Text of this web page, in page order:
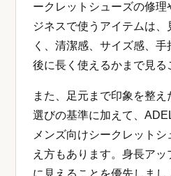
ークレットシューズの修
ジネスで使うアイテムは
く、清潔感、サイズ感、
後に長く使えるかまで見る
また、足元まで印象を整
選びの基準に加えて、
メンズ向けシークレット
え方もあります。身長ア
に見えることを優先しまし